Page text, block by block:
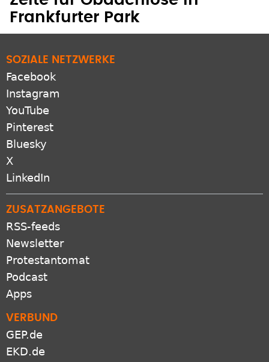
Zelte für Obdachlose in
SOZIALE NETZWERKE
Facebook
Instagram
YouTube
Pinterest
Bluesky
X
ZUSATZANGEBOTE
RSS-feeds
Newsletter
Protestantomat
Podcast
VERBUND
GEP.de